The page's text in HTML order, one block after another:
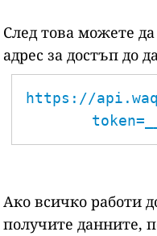
След това можете
адрес за достъп до
https://
Ако всичко работи
получите данните,